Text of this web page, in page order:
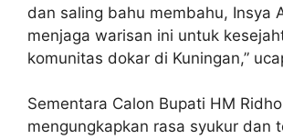
dan saling bahu membahu, Insya
menjaga warisan ini untuk
komunitas dokar di Kuningan,”
Sementara Calon Bupati HM
mengungkapkan rasa syukur dan